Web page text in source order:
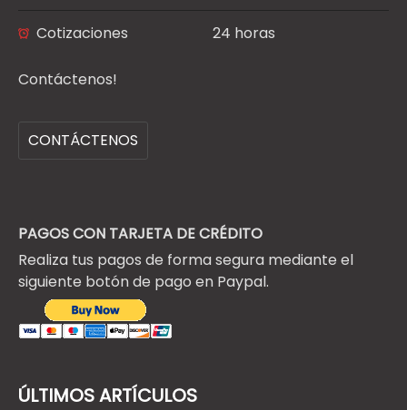
Cotizaciones 24 horas
Contáctenos!
CONTÁCTENOS
PAGOS CON TARJETA DE CRÉDITO
Realiza tus pagos de forma segura mediante el
siguiente botón de pago en Paypal.
ÚLTIMOS ARTÍCULOS